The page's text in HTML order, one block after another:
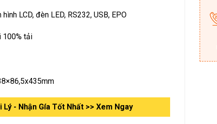
LCD, đèn LED, RS232, USB, EPO
100% tải
- Nhận Gía Tốt Nhất >> Xem Ngay